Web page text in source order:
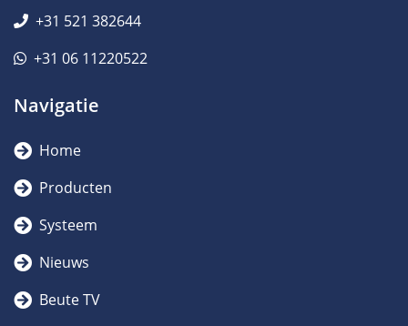
+31 521 382644
+31 06 11220522
Navigatie
Home
Producten
Systeem
Nieuws
Beute TV